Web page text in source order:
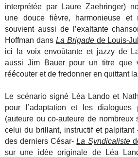
interprétée par Laure Zaehringer)
une douce fièvre, harmonieuse et
souvient aussi de l’exaltante
Hoffman dans La Brigade de Louis-
ici la voix envoûtante et jazzy de
aussi Jim Bauer pour un titre que
réécouter et de fredonner en quittant
Le scénario signé Léa Lando et
pour l’adaptation et les dialogues
(auteure ou co-auteure de nombreux
celui du brillant, instructif et palpitant
des derniers César-La Syndicaliste
sur une idée originale de Léa